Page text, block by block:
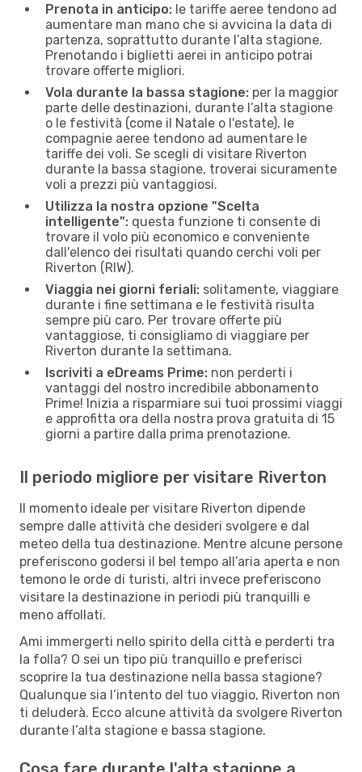
Prenota in anticipo: le tariffe aeree tendono ad
aumentare man mano che si avvicina la data di
partenza, soprattutto durante l’alta stagione.
Prenotando i biglietti aerei in anticipo potrai
trovare offerte migliori.
Vola durante la bassa stagione: per la maggior
parte delle destinazioni, durante l’alta stagione
o le festività (come il Natale o l'estate), le
compagnie aeree tendono ad aumentare le
tariffe dei voli. Se scegli di visitare Riverton
durante la bassa stagione, troverai sicuramente
voli a prezzi più vantaggiosi.
Utilizza la nostra opzione "Scelta
intelligente": questa funzione ti consente di
trovare il volo più economico e conveniente
dall'elenco dei risultati quando cerchi voli per
Riverton (RIW).
Viaggia nei giorni feriali: solitamente, viaggiare
durante i fine settimana e le festività risulta
sempre più caro. Per trovare offerte più
vantaggiose, ti consigliamo di viaggiare per
Riverton durante la settimana.
Iscriviti a eDreams Prime: non perderti i
vantaggi del nostro incredibile abbonamento
Prime! Inizia a risparmiare sui tuoi prossimi viaggi
e approfitta ora della nostra prova gratuita di 15
giorni a partire dalla prima prenotazione.
Il periodo migliore per visitare Riverton
Il momento ideale per visitare Riverton dipende
sempre dalle attività che desideri svolgere e dal
meteo della tua destinazione. Mentre alcune persone
preferiscono godersi il bel tempo all’aria aperta e non
temono le orde di turisti, altri invece preferiscono
visitare la destinazione in periodi più tranquilli e
meno affollati.
Ami immergerti nello spirito della città e perderti tra
la folla? O sei un tipo più tranquillo e preferisci
scoprire la tua destinazione nella bassa stagione?
Qualunque sia l’intento del tuo viaggio, Riverton non
ti deluderà. Ecco alcune attività da svolgere Riverton
durante l’alta stagione e bassa stagione.